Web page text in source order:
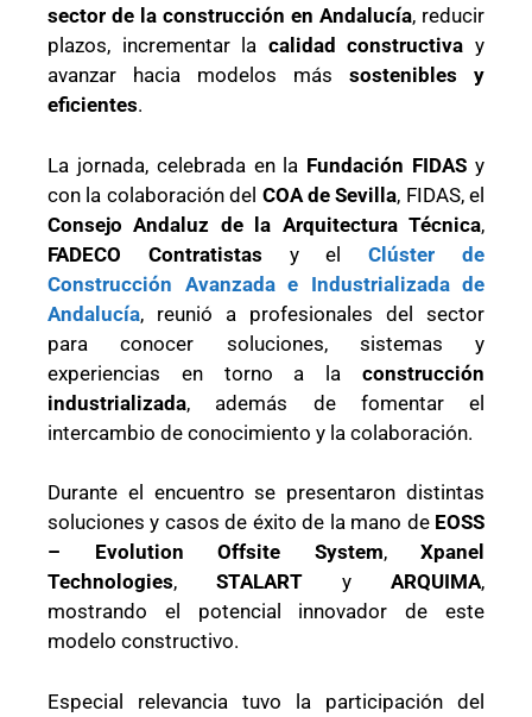
sector de la construcción en Andalucía, reducir
plazos, incrementar la calidad constructiva y
avanzar hacia modelos más sostenibles y
eficientes.
La jornada, celebrada en la Fundación FIDAS y
con la colaboración del COA de Sevilla, FIDAS, el
Consejo Andaluz de la Arquitectura Técnica,
FADECO Contratistas y elClúster de
Construcción Avanzada e Industrializada de
Andalucía, reunió a profesionales del sector
para conocer soluciones, sistemas y
experiencias en torno a la construcción
industrializada, además de fomentar el
intercambio de conocimiento y la colaboración.
Durante el encuentro se presentaron distintas
soluciones y casos de éxito de la mano de EOSS
– Evolution Offsite System, Xpanel
Technologies, STALART y ARQUIMA,
mostrando el potencial innovador de este
modelo constructivo.
Especial relevancia tuvo la participación del